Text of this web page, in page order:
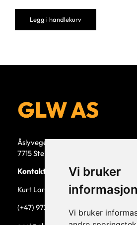
Vi bruker
Vi bruker
Legg i handlekurv
Åslyvegen 5b
7715 Steinkjer
Kontaktperson
Kurt Larsen, daglig leder.
(+47) 973 33 332